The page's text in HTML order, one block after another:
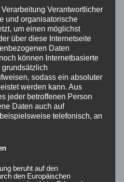
CONCAVER CVR1
19×8,5 ET40 5×112
Carbon Graphite
450,00€ *
Verantwortlicher
und organisatorische
um einen möglichst
über diese Internetseite
Daten
können Internetbasierte
sodass ein absoluter
werden kann. Aus
jeder betroffenen Person
Daten auch auf
telefonisch, an
beruht auf den
den Europäischen